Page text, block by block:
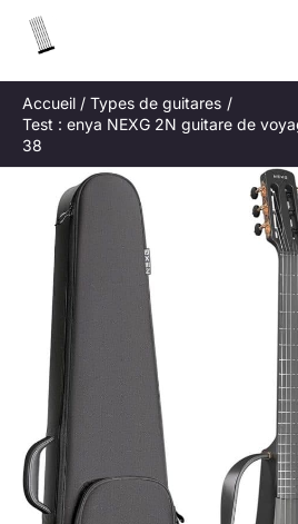
Accueil
Types de guitares
Test : enya NEXG 2N guitare de
38
h
e
r